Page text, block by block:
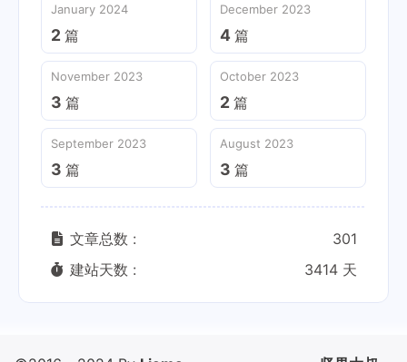
January 2024
2 篇
December 2023
4 篇
November 2023
3 篇
October 2023
2 篇
September 2023
3 篇
August 2023
3 篇
文章总数 :
301
建站天数 :
3414 天